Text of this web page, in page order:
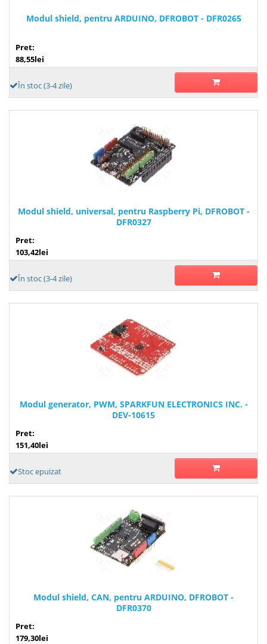
Modul shield, pentru ARDUINO, DFROBOT - DFR0265
Pret:
88,55lei
În stoc (3-4 zile)
Modul shield, universal, pentru Raspberry Pi, DFROBOT -
DFR0327
Pret:
103,42lei
În stoc (3-4 zile)
Modul generator, PWM, SPARKFUN ELECTRONICS INC. -
DEV-10615
Pret:
151,40lei
Stoc epuizat
Modul shield, CAN, pentru ARDUINO, DFROBOT -
DFR0370
Pret:
179,30lei